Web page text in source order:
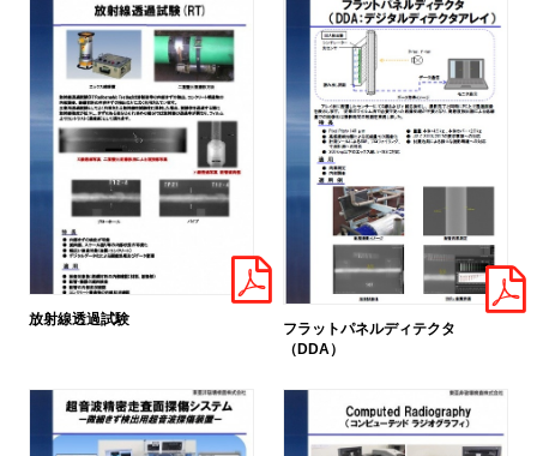
放射線透過試験
フラットパネルディテクタ
（DDA）